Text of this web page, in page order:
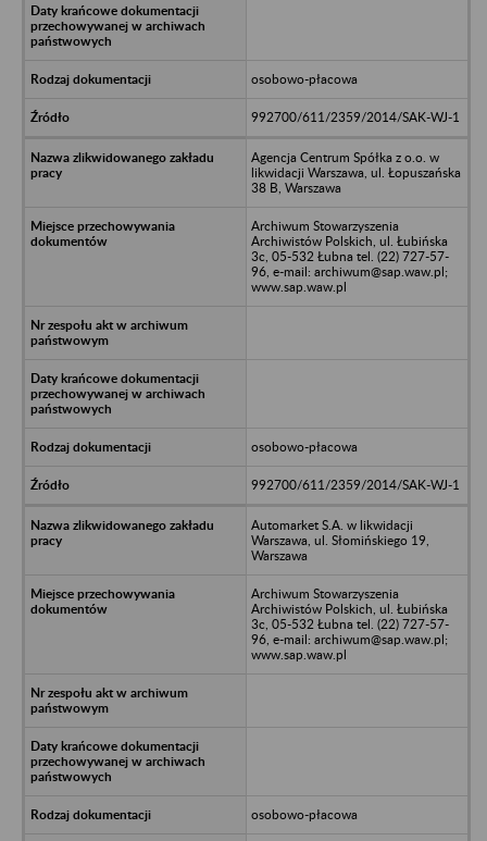
osobowo-płacowa
992700/611/2359/2014/SAK-WJ-1
Agencja Centrum Spółka z o.o. w
likwidacji Warszawa, ul. Łopuszańska
38 B, Warszawa
Archiwum Stowarzyszenia
Archiwistów Polskich, ul. Łubińska
3c, 05-532 Łubna tel. (22) 727-57-
96, e-mail: archiwum@sap.waw.pl;
www.sap.waw.pl
osobowo-płacowa
992700/611/2359/2014/SAK-WJ-1
Automarket S.A. w likwidacji
Warszawa, ul. Słomińskiego 19,
Warszawa
Archiwum Stowarzyszenia
Archiwistów Polskich, ul. Łubińska
3c, 05-532 Łubna tel. (22) 727-57-
96, e-mail: archiwum@sap.waw.pl;
www.sap.waw.pl
osobowo-płacowa